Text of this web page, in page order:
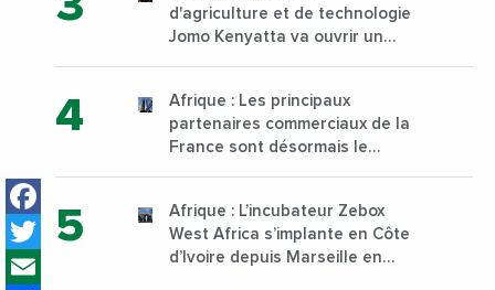
Facebook
Twitter
d'agriculture et de technologie
Jomo Kenyatta va ouvrir un
sur son campus de Karen à
Nairobi dès janvier 2023
Afrique : Les principaux
partenaires commerciaux de la
France sont désormais le
Afrique : L’incubateur Zebox
West Africa s’implante en Côte
d’Ivoire depuis Marseille en